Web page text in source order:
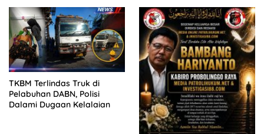
KELUARGA KORBAN
MENGAMUK DI PN MALANG
TKBM Terlindas Truk di
Pelabuhan DABN, Polisi
Dalami Dugaan Kelalaian